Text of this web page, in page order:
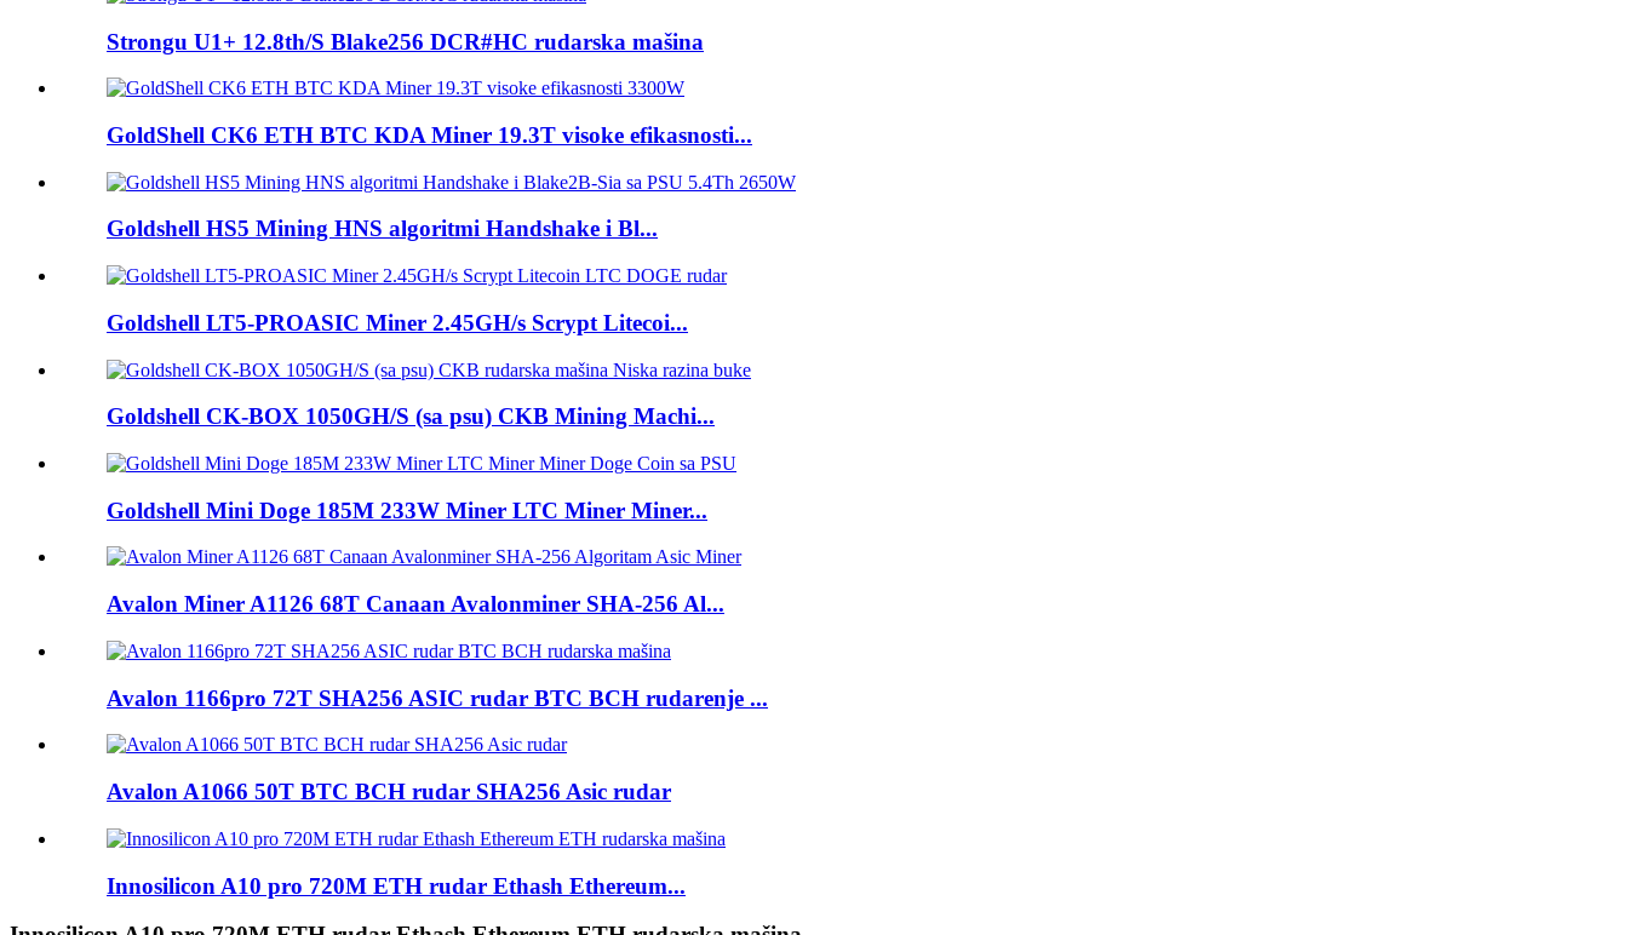
Strongu U1+ 12.8th/S Blake256 DCR#HC rudarska mašina
GoldShell CK6 ETH BTC KDA Miner 19.3T visoke efikasnosti...
Goldshell HS5 Mining HNS algoritmi Handshake i Bl...
Goldshell LT5-PROASIC Miner 2.45GH/s Scrypt Litecoi...
Goldshell CK-BOX 1050GH/S (sa psu) CKB Mining Machi...
Goldshell Mini Doge 185M 233W Miner LTC Miner Miner...
Avalon Miner A1126 68T Canaan Avalonminer SHA-256 Al...
Avalon 1166pro 72T SHA256 ASIC rudar BTC BCH rudarenje ...
Avalon A1066 50T BTC BCH rudar SHA256 Asic rudar
Innosilicon A10 pro 720M ETH rudar Ethash Ethereum...